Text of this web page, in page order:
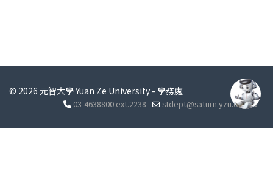
© 2026 元智大學 Yuan Ze University - 學務處
03-4638800 ext.2238 stdept@saturn.yzu.edu.tw